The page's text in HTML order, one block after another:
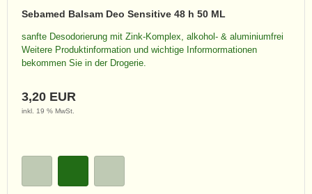
Sebamed Balsam Deo Sensitive 48 h 50 ML
sanfte Desodorierung mit Zink-Komplex, alkohol- & aluminiumfrei
Weitere Produktinformation und wichtige Informormationen
bekommen Sie in der Drogerie.
3,20 EUR
inkl. 19 % MwSt.